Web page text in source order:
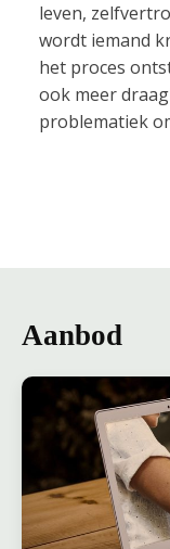
leven,
wordt iemand
het proces
ook meer
problematiek
Aanbod